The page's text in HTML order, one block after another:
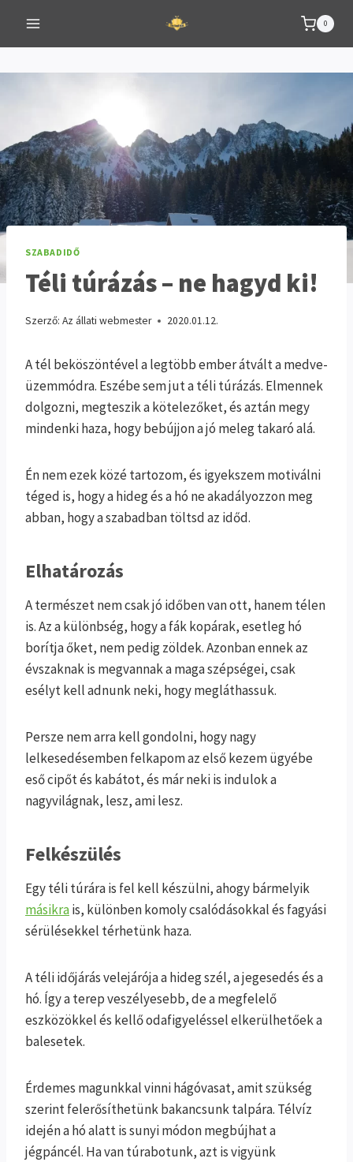
content
0
SZABADIDŐ
Téli túrázás – ne hagyd ki!
Szerző: Az állati webmester 2020.01.12.
A tél beköszöntével a legtöbb ember átvált a medve-
üzemmódra. Eszébe sem jut a téli túrázás. Elmennek
dolgozni, megteszik a kötelezőket, és aztán megy
mindenki haza, hogy bebújjon a jó meleg takaró alá.
Én nem ezek közé tartozom, és igyekszem motiválni
téged is, hogy a hideg és a hó ne akadályozzon meg
abban, hogy a szabadban töltsd az időd.
Elhatározás
A természet nem csak jó időben van ott, hanem télen
is. Az a különbség, hogy a fák kopárak, esetleg hó
borítja őket, nem pedig zöldek. Azonban ennek az
évszaknak is megvannak a maga szépségei, csak
esélyt kell adnunk neki, hogy megláthassuk.
Persze nem arra kell gondolni, hogy nagy
lelkesedésemben felkapom az első kezem ügyébe
eső cipőt és kabátot, és már neki is indulok a
nagyvilágnak, lesz, ami lesz.
Felkészülés
Egy téli túrára is fel kell készülni, ahogy bármelyik
másikrais, különben komoly csalódásokkal és fagyási
sérülésekkel térhetünk haza.
A téli időjárás velejárója a hideg szél, a jegesedés és a
hó. Így a terep veszélyesebb, de a megfelelő
eszközökkel és kellő odafigyeléssel elkerülhetőek a
balesetek.
Érdemes magunkkal vinni hágóvasat, amit szükség
szerint felerősíthetünk bakancsunk talpára. Télvíz
idején a hó alatt is sunyi módon megbújhat a
jégpáncél. Ha van túrabotunk, azt is vigyünk